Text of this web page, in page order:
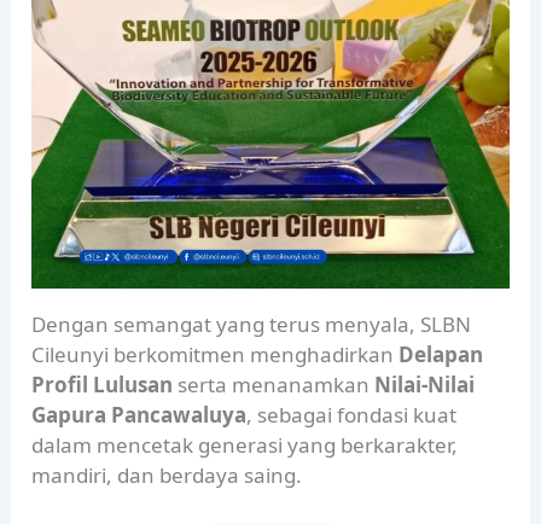
Dengan semangat yang terus menyala, SLBN
Cileunyi berkomitmen menghadirkan Delapan
Profil Lulusan serta menanamkan Nilai-Nilai
Gapura Pancawaluya, sebagai fondasi kuat
dalam mencetak generasi yang berkarakter,
mandiri, dan berdaya saing.